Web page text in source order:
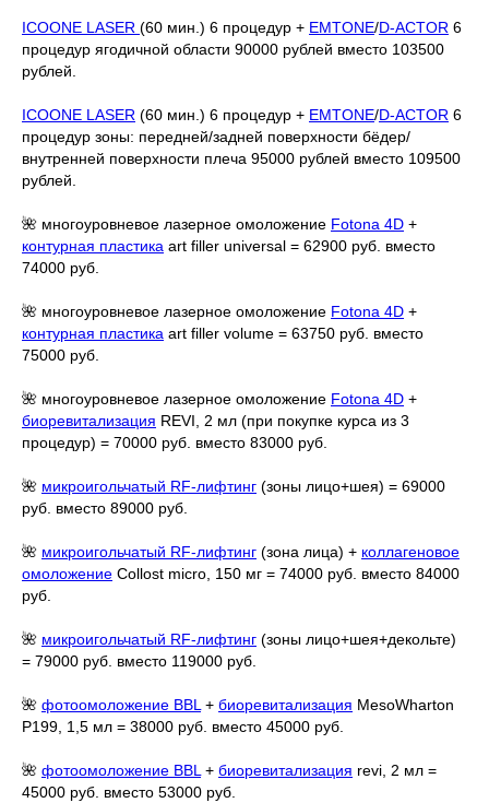
ICOONE LASER (60 мин.) 6 процедур + EMTONE/D-ACTOR 6
процедур ягодичной области 90000 рублей вместо 103500
рублей.
ICOONE LASER (60 мин.) 6 процедур + EMTONE/D-ACTOR 6
процедур зоны: передней/задней поверхности бёдер/
внутренней поверхности плеча 95000 рублей вместо 109500
рублей.
🌺 многоуровневое лазерное омоложение Fotona 4D +
контурная пластика art filler universal = 62900 руб. вместо
74000 руб.
🌺 многоуровневое лазерное омоложение Fotona 4D +
контурная пластика art filler volume = 63750 руб. вместо
75000 руб.
🌺 многоуровневое лазерное омоложение Fotona 4D +
биоревитализация REVI, 2 мл (при покупке курса из 3
процедур) = 70000 руб. вместо 83000 руб.
🌺 микроигольчатый RF-лифтинг (зоны лицо+шея) = 69000
руб. вместо 89000 руб.
🌺 микроигольчатый RF-лифтинг (зона лица) + коллагеновое
омоложение Collost micro, 150 мг = 74000 руб. вместо 84000
руб.
🌺 микроигольчатый RF-лифтинг (зоны лицо+шея+декольте)
= 79000 руб. вместо 119000 руб.
🌺 фотоомоложение BBL + биоревитализация MesoWharton
P199, 1,5 мл = 38000 руб. вместо 45000 руб.
🌺 фотоомоложение BBL + биоревитализация revi, 2 мл =
45000 руб. вместо 53000 руб.